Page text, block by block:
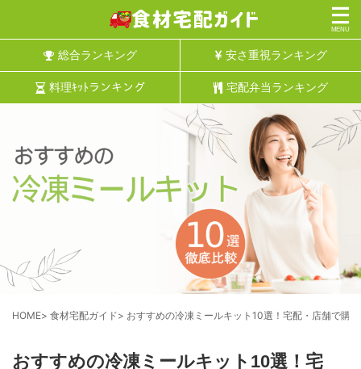
総合ランキング 安さ重視ランキング
料理ｷｯﾄランキング 宅配弁当ランキング
HOME> 食材宅配ガイド> おすすめの冷凍ミールキット10選！宅配・店舗で購
おすすめの冷凍ミールキット10選！宅